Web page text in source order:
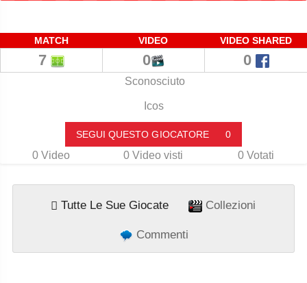
MATCH VIDEO VIDEO SHARED
7 0 0
Sconosciuto
Icos
SEGUI QUESTO GIOCATORE 0
0 Video 0 Video visti 0 Votati
Tutte Le Sue Giocate Collezioni
Commenti